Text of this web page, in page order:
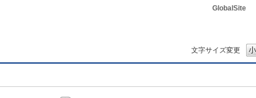
GlobalSite
文字サイズ変更